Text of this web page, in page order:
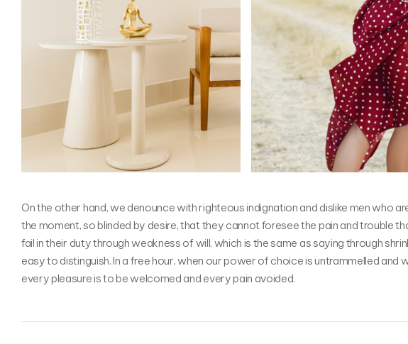
On the other hand, we denounce with righteous indignation and dislike men who
the moment, so blinded by desire, that they cannot foresee the pain and trouble
fail in their duty through weakness of will, which is the same as saying through
easy to distinguish. In a free hour, when our power of choice is untrammelled
every pleasure is to be welcomed and every pain avoided.